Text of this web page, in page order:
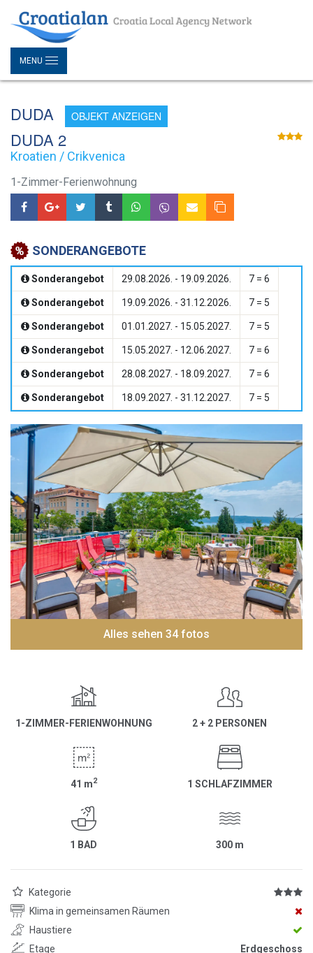
MENU
DUDA OBJEKT ANZEIGEN
DUDA 2
Kroatien / Crikvenica
1-Zimmer-Ferienwohnung
SONDERANGEBOTE
Sonderangebot 29.08.2026. - 19.09.2026. 7 = 6
Sonderangebot 19.09.2026. - 31.12.2026. 7 = 5
Sonderangebot 01.01.2027. - 15.05.2027. 7 = 5
Sonderangebot 15.05.2027. - 12.06.2027. 7 = 6
Sonderangebot 28.08.2027. - 18.09.2027. 7 = 6
Sonderangebot 18.09.2027. - 31.12.2027. 7 = 5
Alles sehen 34 fotos
1-ZIMMER-FERIENWOHNUNG 2 + 2 PERSONEN
41 m2 1 SCHLAFZIMMER
1 BAD 300 m
Kategorie
Klima in gemeinsamen Räumen
Haustiere
Etage
Erdgeschoss